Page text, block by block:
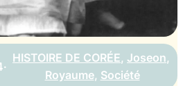
·
HISTOIRE DE CORÉE, Joseon
Royaume, Société